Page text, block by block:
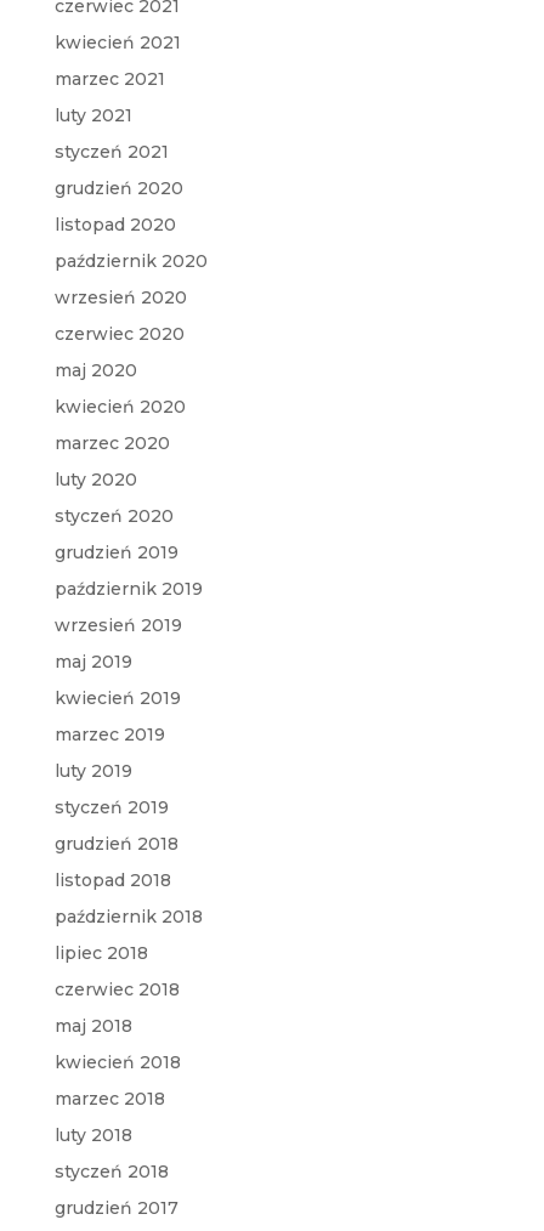
czerwiec 2021
kwiecień 2021
marzec 2021
luty 2021
styczeń 2021
grudzień 2020
listopad 2020
październik 2020
wrzesień 2020
czerwiec 2020
maj 2020
kwiecień 2020
marzec 2020
luty 2020
styczeń 2020
grudzień 2019
październik 2019
wrzesień 2019
maj 2019
kwiecień 2019
marzec 2019
luty 2019
styczeń 2019
grudzień 2018
listopad 2018
październik 2018
lipiec 2018
czerwiec 2018
maj 2018
kwiecień 2018
marzec 2018
luty 2018
styczeń 2018
grudzień 2017